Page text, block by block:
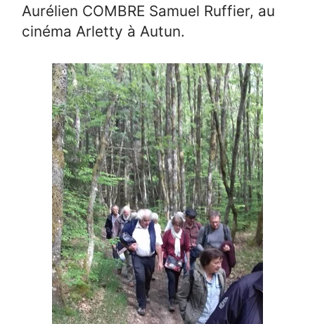
Aurélien COMBRE Samuel Ruffier, au
cinéma Arletty à Autun.